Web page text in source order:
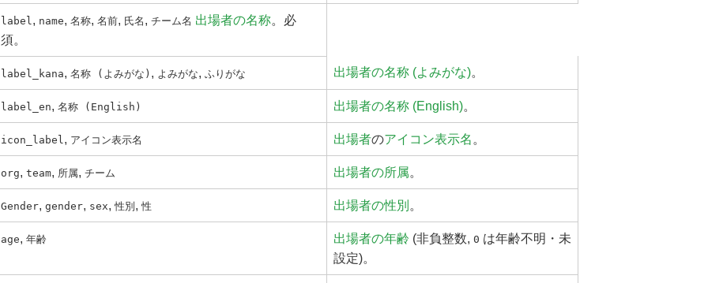
label , name, 名称, 名前, 氏名 , チーム名 出場者の名称。必
須。
label_kana, 名称 (よみがな) , よみがな, ふりがな 出場者の名称 (よみがな)。
label_en, 名称 (English) 出場者の名称 (English)。
icon_label , アイコン表示名 出場者のアイコン表示名 。
org, team, 所属, チーム 出場者の所属。
Gender, gender, sex,性別 ,性 出場者の性別 。
age, 年齢 出場者の年齢 (非負整数, 0 は年齢不明・未
設定)。